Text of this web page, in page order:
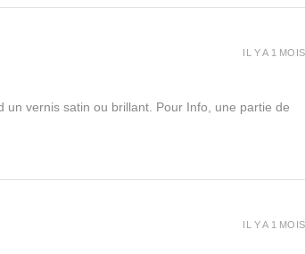
vernis satin ou brillant. Pour Info, une partie de
IL Y A 1 MOIS
IL Y A 1 MOIS